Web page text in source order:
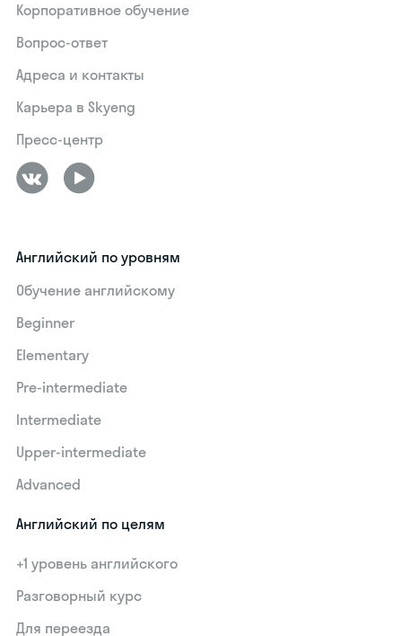
Корпоративное обучение
Вопрос-ответ
Адреса и контакты
Карьера в Skyeng
Пресс-центр
Английский по уровням
Обучение английскому
Beginner
Elementary
Pre-intermediate
Intermediate
Upper-intermediate
Advanced
Английский по целям
+1 уровень английского
Разговорный курс
Для переезда